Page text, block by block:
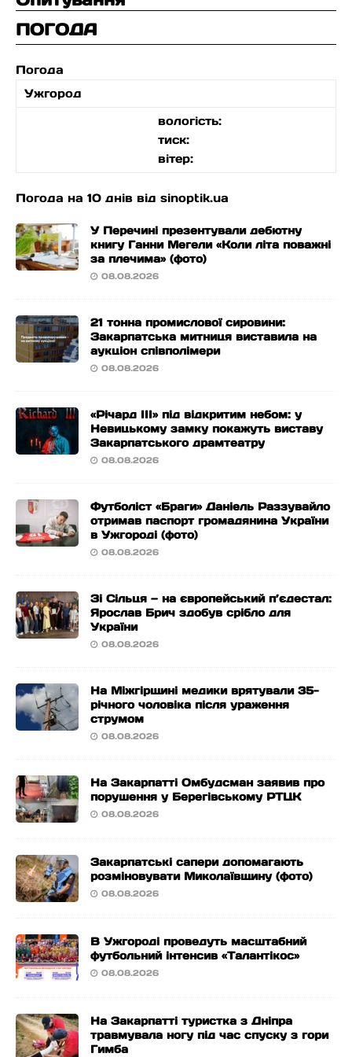
ПОГОДА
Погода
Ужгород
вологість:
тиск:
вітер:
Погода на 10 днів від sinoptik.ua
У Перечині презентували дебютну
книгу Ганни Мегели «Коли літа поважні
за плечима» (фото)
08.08.2026
21 тонна промислової сировини:
Закарпатська митниця виставила на
аукціон співполімери
08.08.2026
«Річард ІІІ» під відкритим небом: у
Невицькому замку покажуть виставу
Закарпатського драмтеатру
08.08.2026
Футболіст «Браги» Даніель Раззувайло
отримав паспорт громадянина України
в Ужгороді (фото)
08.08.2026
Зі Сільця — на європейський п’єдестал:
Ярослав Брич здобув срібло для
України
08.08.2026
На Міжгірщині медики врятували 35-
річного чоловіка після ураження
струмом
08.08.2026
На Закарпатті Омбудсман заявив про
порушення у Берегівському РТЦК
08.08.2026
Закарпатські сапери допомагають
розміновувати Миколаївщину (фото)
08.08.2026
В Ужгороді проведуть масштабний
футбольний інтенсив «Талантікос»
08.08.2026
На Закарпатті туристка з Дніпра
травмувала ногу під час спуску з гори
Гимба